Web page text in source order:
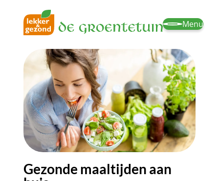
Menu
Gezonde maaltijden aan